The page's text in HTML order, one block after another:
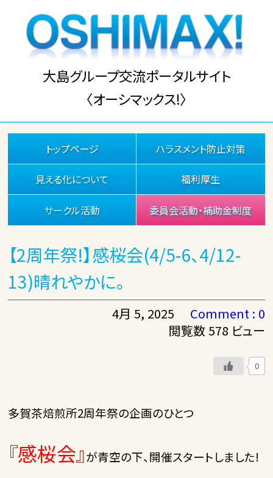
大島グループ交流ポータルサイト
〈オーシマックス!〉
トップページ ハラスメント防止対策
見える化について 福利厚生
サークル活動 委員会活動・補助金制度
【2周年祭!】感桜会(4/5-6、4/12-
13)晴れやかに。
4月 5, 2025
Comment : 0
閲覧数 578 ビュー
0
多賀茶焙煎所2周年祭の企画のひとつ
『感桜会』が青空の下、開催スタートしました!